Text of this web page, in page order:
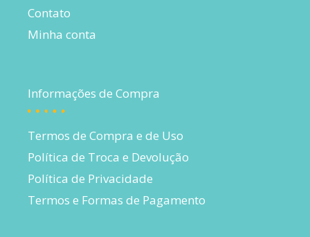
Contato
Minha conta
Informações de Compra
Termos de Compra e de Uso
Política de Troca e Devolução
Política de Privacidade
Termos e Formas de Pagamento